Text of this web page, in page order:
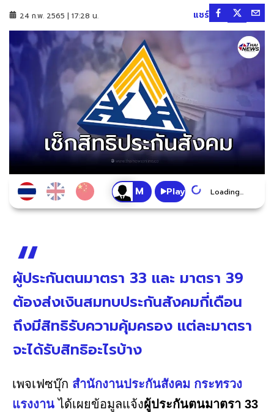
24 ก.พ. 2565 | 17:28 น. แชร์
Play Loading...
ผู้ประกันตนมาตรา 33 และ มาตรา 39
ต้องส่งเงินสมทบประกันสังคมกี่เดือน
ถึงมีสิทธิรับความคุ้มครอง แต่ละมาตรา
จะได้รับสิทธิอะไรบ้าง
เพจเฟซบุ๊ก สำนักงานประกันสังคม กระทรวง
แรงงานได้เผยข้อมูลแจ้งผู้ประกันตนมาตรา 33